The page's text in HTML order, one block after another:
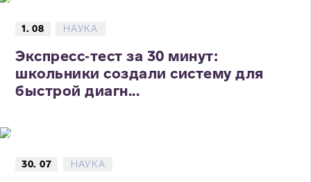
1. 08 НАУКА
Экспресс‑тест за 30 минут:
школьники создали систему для
быстрой диагн...
30. 07 НАУКА